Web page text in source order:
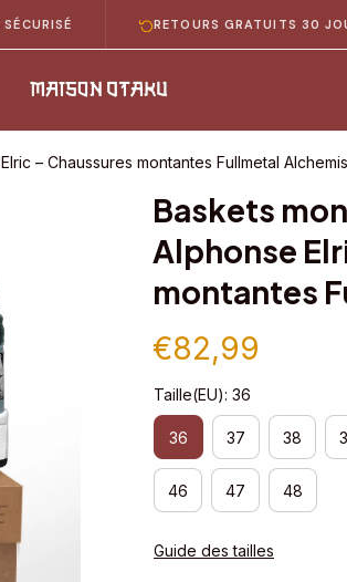
RETOURS GRATUITS 30 JOURS
– Chaussures montantes Fullmetal
Baskets
Alphonse
montantes
€82,99
Taille(EU): 36
36 37 38
46 47 48
Guide des tailles